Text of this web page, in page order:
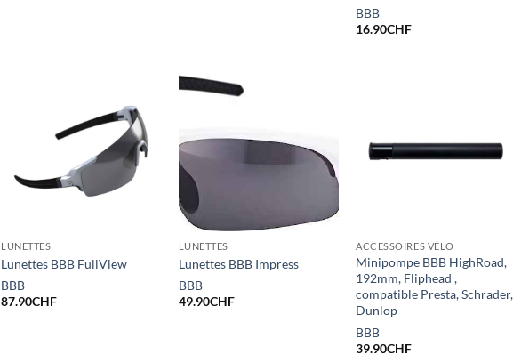
BBB
16.90CHF
LUNETTES
Lunettes BBB FullView
BBB
87.90CHF
LUNETTES
Lunettes BBB Impress
BBB
49.90CHF
ACCESSOIRES VÉLO
Minipompe BBB HighRoad,
192mm, Fliphead ,
compatible Presta, Schrader,
Dunlop
BBB
39.90CHF